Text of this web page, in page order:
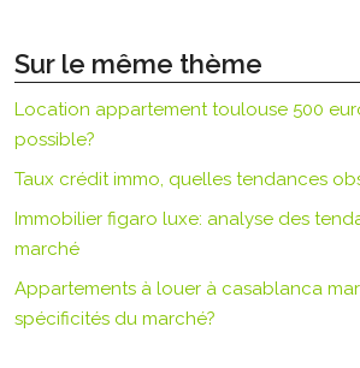
Sur le même thème
Location appartement toulouse 500
possible?
Taux crédit immo, quelles tendances
Immobilier figaro luxe: analyse des
marché
Appartements à louer à casablanca
spécificités du marché?